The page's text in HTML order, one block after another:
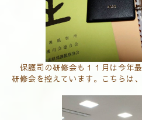
保護司の研修会も１１月は今年
研修会を控えています。こちらは